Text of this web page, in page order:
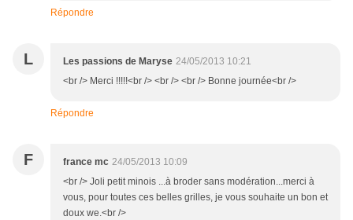
Répondre
L Les passions de Maryse 24/05/2013 10:21
<br /> Merci !!!!!<br /> <br /> <br /> Bonne journée<br />
Répondre
F france mc 24/05/2013 10:09
<br /> Joli petit minois ...à broder sans modération...merci à
vous, pour toutes ces belles grilles, je vous souhaite un bon et
doux we.<br />